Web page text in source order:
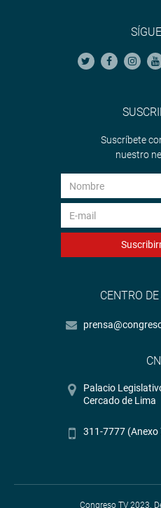
Suscríbete
nuestro
CENTRO
Palacio
Cercado de Lima
311-7777 (Anexo
Congreso TV 2023.